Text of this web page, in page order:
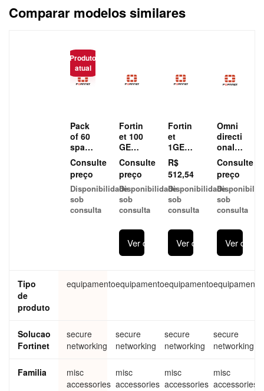
Comparar modelos similares
Produto
atual
Pack
of 60
spare
extern
al
anten
nae
Consulte
preço
Disponibilidade
sob
consulta
Fortin
et 100
GE
QSFP
28
transc
eivers
FN-
TRAN
QSFP
28-
CWD
Consulte
preço
Disponibilidade
sob
consulta
Ver detalhes
Fortin
et
1GE
SFP
SX
transc
eiver
modul
e FN-
-SX
R$
512,54
Disponibilidade
sob
consulta
Ver detalhes
Omni
directi
onal
360
degre
e
dualb
and
indoo
replac
ement
anten
Consulte
preço
sob
consulta
Ver
Tipo
de
produto
equipamentoequipamentoequipamentoequipamento
Solucao
Fortinet
secure
networking
secure
networking
secure
networking
secure
networking
Familia
misc
accessories
misc
accessories
misc
accessories
misc
accessories